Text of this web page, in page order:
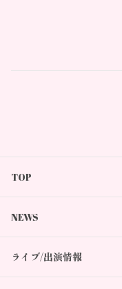
TOP
NEWS
ライブ/出演情報